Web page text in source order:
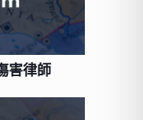
害律師